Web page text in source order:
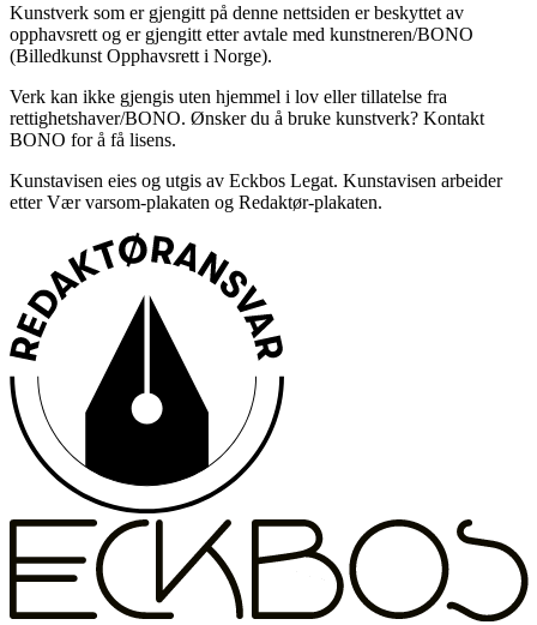
Kunstverk som er gjengitt på denne nettsiden er beskyttet av
opphavsrett og er gjengitt etter avtale med kunstneren/BONO
(Billedkunst Opphavsrett i Norge).
Verk kan ikke gjengis uten hjemmel i lov eller tillatelse fra
rettighetshaver/BONO. Ønsker du å bruke kunstverk? Kontakt
BONO for å få lisens.
Kunstavisen eies og utgis av Eckbos Legat. Kunstavisen arbeider
etter Vær varsom-plakaten og Redaktør-plakaten.